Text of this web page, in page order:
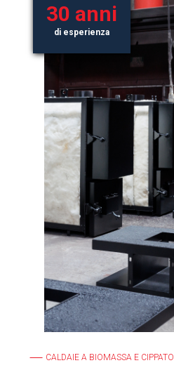
30 anni
di esperienza
CALDAIE A BIOMASSA E CIPPATO